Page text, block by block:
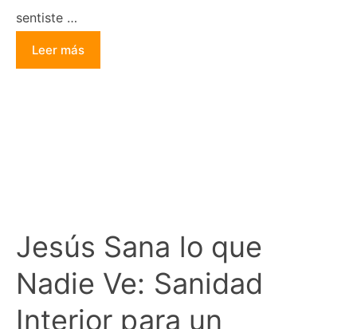
sentiste …
Leer más
Jesús Sana lo que
Nadie Ve: Sanidad
Interior para un